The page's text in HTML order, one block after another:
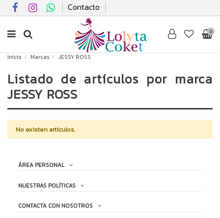
Contacto
0
Inicio Marcas JESSY ROSS
Listado de artículos por marca
JESSY ROSS
No existen artículos.
ÁREA PERSONAL
NUESTRAS POLÍTICAS
CONTACTA CON NOSOTROS